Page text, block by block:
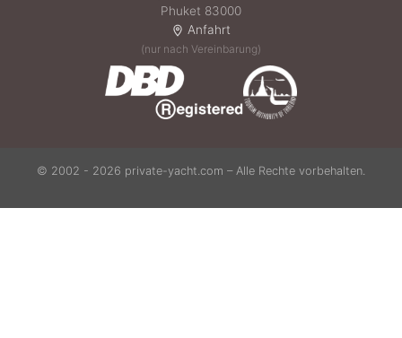
Phuket 83000
Anfahrt
(nur nach Vereinbarung)
© 2002 - 2026 private-yacht.com – Alle Rechte vorbehalten.